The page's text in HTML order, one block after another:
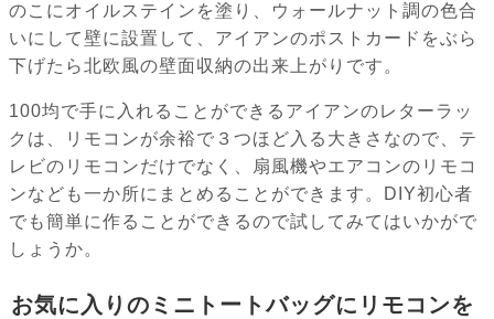
のこにオイルステインを塗り、ウォールナット調の色合
いにして壁に設置して、アイアンのポストカードをぶら
下げたら北欧風の壁面収納の出来上がりです。
100均で手に入れることができるアイアンのレターラッ
クは、リモコンが余裕で３つほど入る大きさなので、テ
レビのリモコンだけでなく、扇風機やエアコンのリモコ
ンなども一か所にまとめることができます。DIY初心者
でも簡単に作ることができるので試してみてはいかがで
しょうか。
お気に入りのミニトートバッグにリモコンを